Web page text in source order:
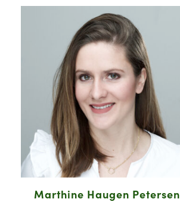
Marthine Haugen Petersen